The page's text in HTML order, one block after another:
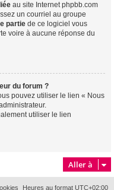
au site Internet phpbb.com
un courriel au groupe
partie de ce logiciel vous
voire à aucune réponse du
du forum ?
pouvez utiliser le lien « Nous
utiliser le lien
Aller à
Heures au format UTC+02:00